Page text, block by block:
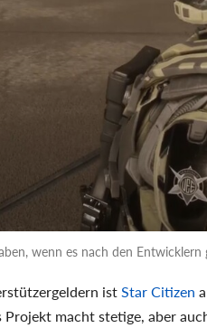
wenn es nach den Entwicklern
istStar Citizen
macht stetige, aber